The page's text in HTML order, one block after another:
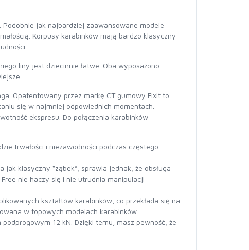
jak najbardziej zaawansowane modele
Korpusy karabinków mają bardzo klasyczny
liny jest dziecinnie łatwe. Oba wyposażono
Opatentowany przez markę CT gumowy Fixit to
się w najmniej odpowiednich momentach.
ekspresu. Do połączenia karabinków
trwałości i niezawodności podczas częstego
klasyczny “ząbek”, sprawia jednak, że obsługa
nie haczy się i nie utrudnia manipulacji
kształtów karabinków, co przekłada się na
w topowych modelach karabinków.
12 kN. Dzięki temu, masz pewność, że